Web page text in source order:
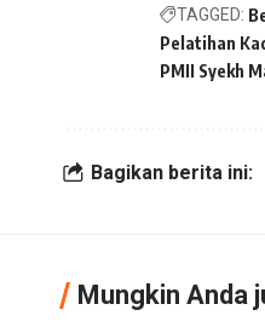
TAGGED:
Pelatihan
PMII Syekh
Bagikan berita ini:
Mungkin Anda